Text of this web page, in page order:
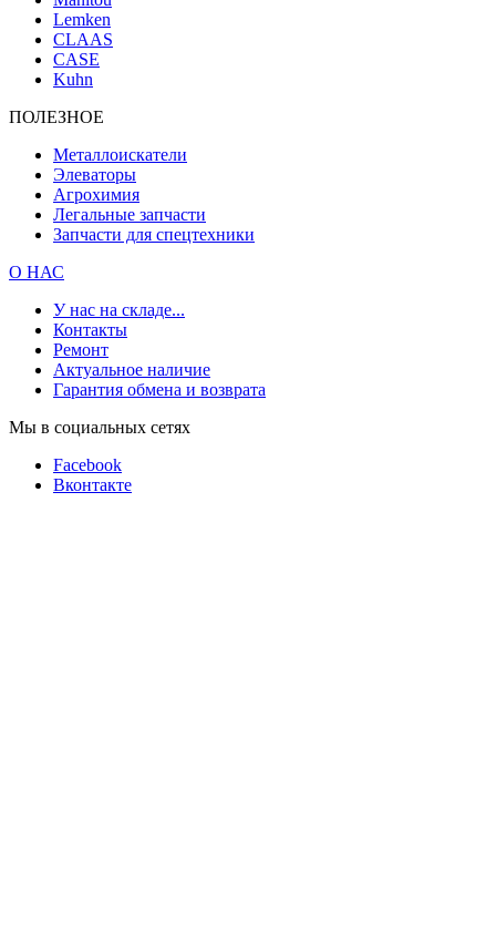
Lemken
CLAAS
CASE
Kuhn
ПОЛЕЗНОЕ
Металлоискатели
Элеваторы
Агрохимия
Легальные запчасти
Запчасти для спецтехники
О НАС
У нас на складе...
Контакты
Ремонт
Актуальное наличие
Гарантия обмена и возврата
Мы в социальных сетях
Facebook
Вконтакте